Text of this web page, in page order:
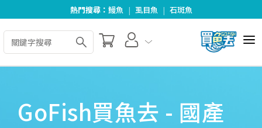
熱門搜尋： 鰻魚 | 虱目魚 | 石斑魚
全部商品
好食好料理
GoFish買魚去 - 國產